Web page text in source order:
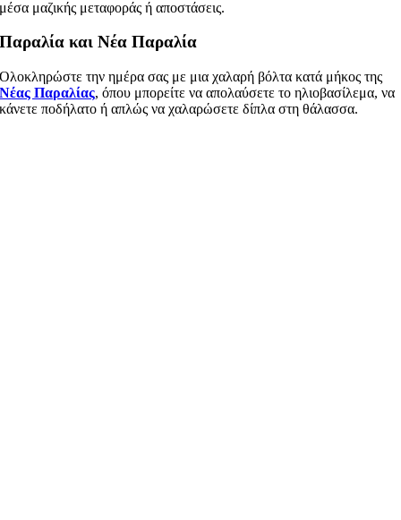
μέσα μαζικής μεταφοράς ή αποστάσεις.
Παραλία και Νέα Παραλία
Ολοκληρώστε την ημέρα σας με μια χαλαρή βόλτα κατά μήκος της
Νέας Παραλίας, όπου μπορείτε να απολαύσετε το ηλιοβασίλεμα, να
κάνετε ποδήλατο ή απλώς να χαλαρώσετε δίπλα στη θάλασσα.